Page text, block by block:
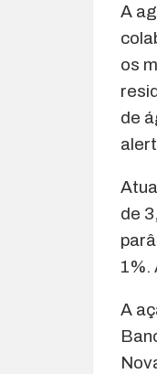
A
os
de
de
1%.
A